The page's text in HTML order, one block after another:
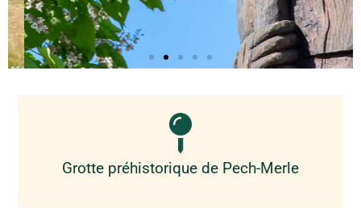
Grotte préhistorique de Pech-Merle